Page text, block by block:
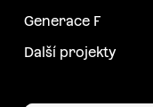
Generace F
Další projekty